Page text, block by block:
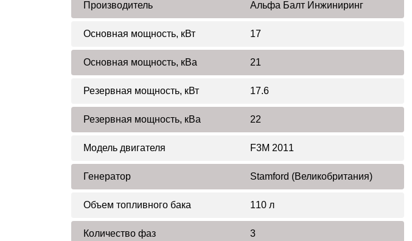
Производитель Альфа Балт Инжиниринг
Основная мощность, кВт 17
Основная мощность, кВа 21
Резервная мощность, кВт 17.6
Резервная мощность, кВа 22
Модель двигателя F3M 2011
Генератор Stamford (Великобритания)
Объем топливного бака 110 л
Количество фаз 3